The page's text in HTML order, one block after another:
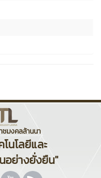
ชมงคลล้านนา
นโลยีและ
อย่างยั่งยืน"